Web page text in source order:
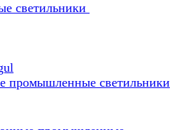
светильники
промышленные светильники